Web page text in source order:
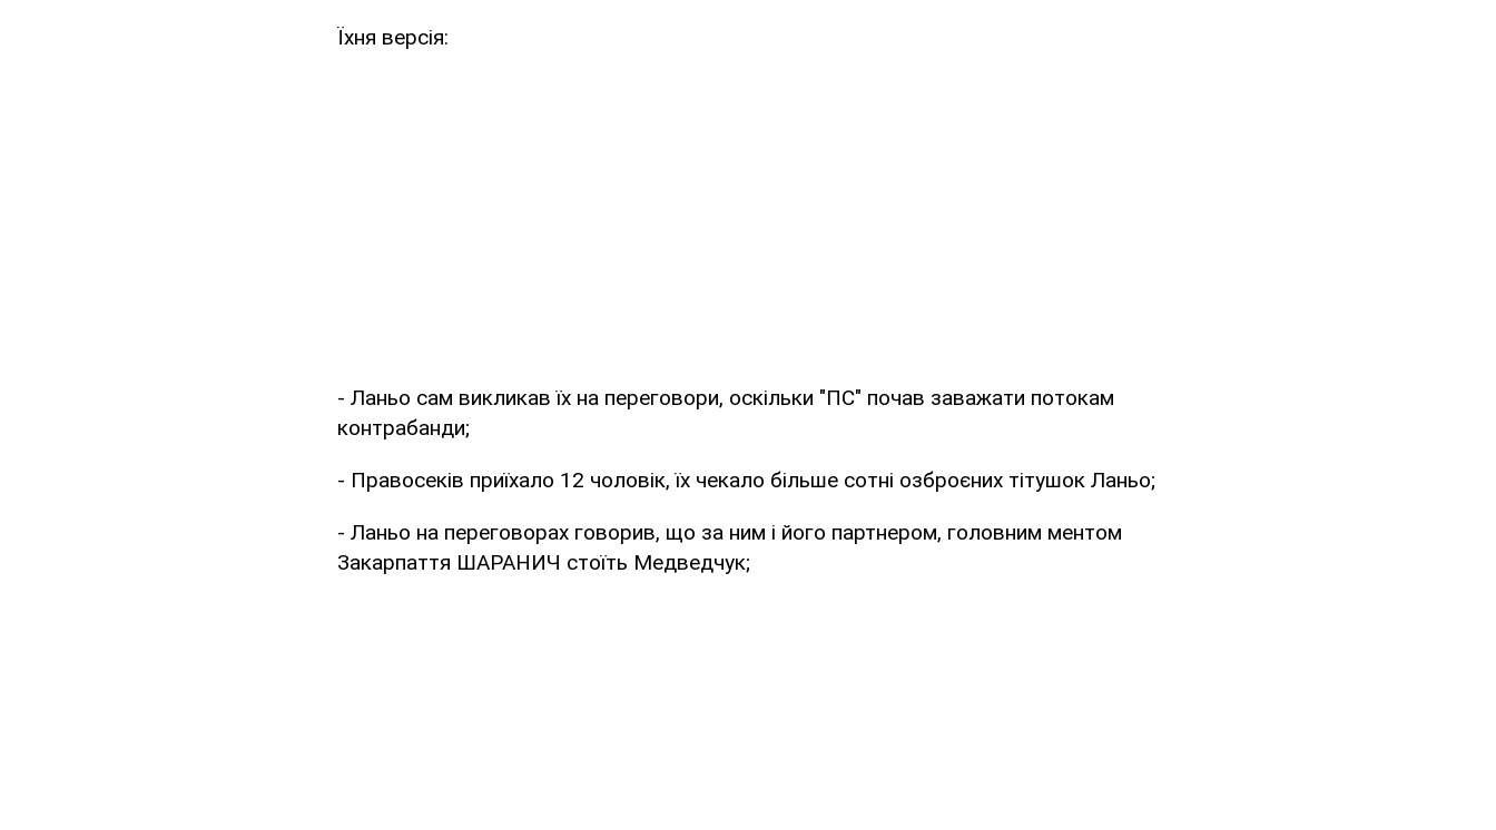
Їхня версія:
- Ланьо сам викликав їх на переговори, оскільки "ПС" почав заважати потокам
контрабанди;
- Правосеків приїхало 12 чоловік, їх чекало більше сотні озброєних тітушок Ланьо;
- Ланьо на переговорах говорив, що за ним і його партнером, головним ментом
Закарпаття ШАРАНИЧ стоїть Медведчук;